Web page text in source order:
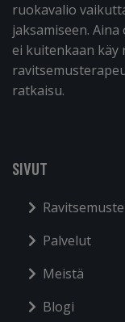
ruokavalio
jaksamiseen.
ei kuitenkaan
ratkaisu.
SIVUT
Palvelut
Meistä
Blogi